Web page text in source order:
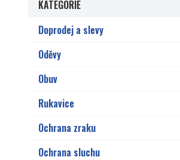
KATEGORIE
Doprodej a slevy
Oděvy
Obuv
Rukavice
Ochrana zraku
Ochrana sluchu